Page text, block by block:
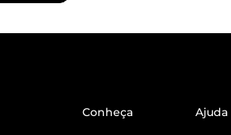
Conheça Ajuda